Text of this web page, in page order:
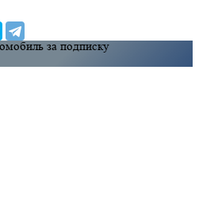
за подписку